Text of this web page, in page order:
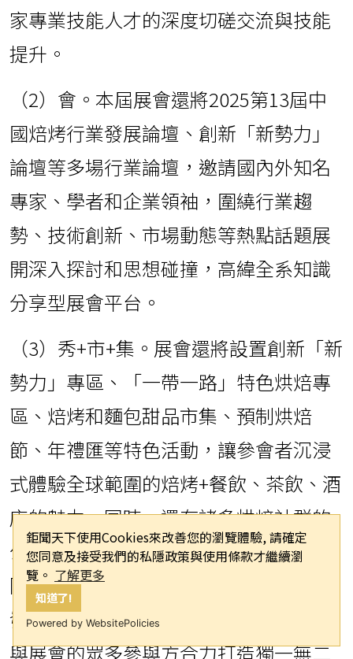
鉅聞天下使用Cookies來改善您的瀏覽體驗, 請確定
您同意及接受我們的私隱政策與使用條款才繼續瀏
覽。 了解更多
知道了!
Powered by WebsitePolicies
家專業技能人才的深度切磋交流與技能
提升。
（2）會。本屆展會還將2025第13屆中
國焙烤行業發展論壇、創新「新勢力」
論壇等多場行業論壇，邀請國內外知名
專家、學者和企業領袖，圍繞行業趨
勢、技術創新、市場動態等熱點話題展
開深入探討和思想碰撞，高緯全系知識
分享型展會平台。
（3）秀+市+集。展會還將設置創新「新
勢力」專區、「一帶一路」特色烘焙專
區、焙烤和麵包甜品市集、預制烘焙
節、年禮匯等特色活動，讓參會者沉浸
式體驗全球範圍的焙烤+餐飲、茶飲、酒
店的魅力。同時，還有諸多烘焙社群的
公開沙龍、閉門會、「私董會」在展會
同期舉辦，參展企業的客戶答謝與新品
發佈會不計其數。Bakery China主辦方
與展會的眾多參與方合力打造獨一無二